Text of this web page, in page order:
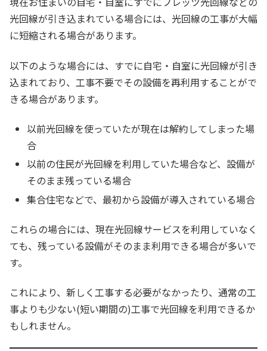
光回線が引き込まれている場合には、光回線の工事が大幅
に短縮される場合があります。
以下のような場合には、すでに自宅・自室に光回線が引き
込まれており、工事不要でその設備を再利用することがで
きる場合があります。
以前光回線を使っていたが現在は解約してしまった場
合
以前の住民が光回線を利用していた場合など、設備が
そのまま残っている場合
集合住宅などで、最初から設備が導入されている場合
これらの場合には、現在光回線サービスを利用していなく
ても、残っている設備がそのまま利用できる場合が多いで
す。
これにより、新しく工事する必要がなかったり、通常の工
事よりも少ない(短い期間の)工事で光回線を利用できるか
もしれません。